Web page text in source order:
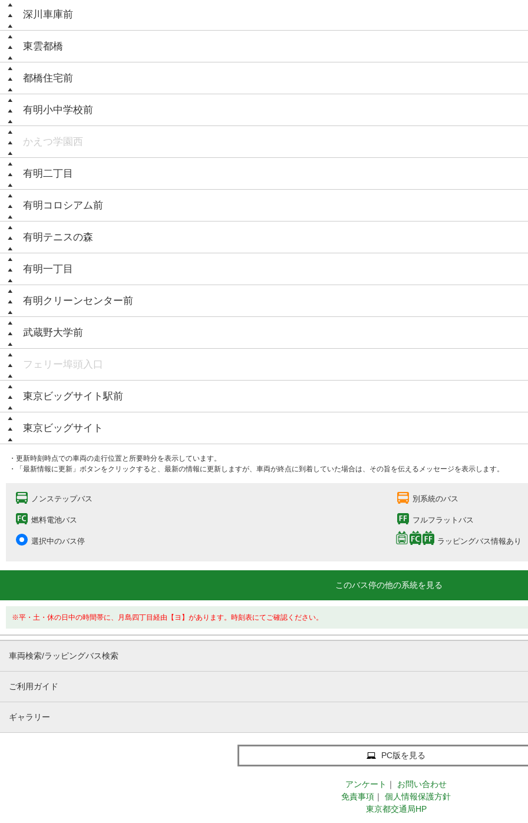
深川車庫前
東雲都橋
都橋住宅前
有明小中学校前
かえつ学園西
有明二丁目
有明コロシアム前
有明テニスの森
有明一丁目
有明クリーンセンター前
武蔵野大学前
フェリー埠頭入口
東京ビッグサイト駅前
東京ビッグサイト
・更新時刻時点での車両の走行位置と所要時分を表示しています。
・「最新情報に更新」ボタンをクリックすると、最新の情報に更新しますが、車両が終点に到着していた場合は、その旨を伝えるメッセージを表示します。
ノンステップバス 別系統のバス
燃料電池バス フルフラットバス
選択中のバス停 ラッピングバス情報あり
このバス停の他の系統を見る
※平・土・休の日中の時間帯に、月島四丁目経由【ヨ】があります。時刻表にてご確認ください。
車両検索/ラッピングバス検索
ご利用ガイド
ギャラリー
PC版を見る
アンケート ｜
お問い合わせ
免責事項 ｜
個人情報保護方針
東京都交通局HP